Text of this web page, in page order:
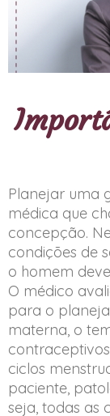
Planejar uma
médica que
concepção.
condições de
o homem
O médico
para o
materna, o
ciclos
paciente,
seja, todas as